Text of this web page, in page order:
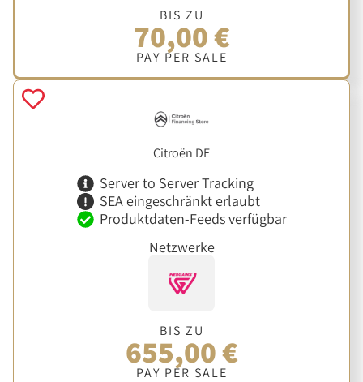
BIS ZU
70,00 €
PAY PER SALE
Citroën DE
Server to Server Tracking
SEA eingeschränkt erlaubt
Produktdaten-Feeds verfügbar
Netzwerke
BIS ZU
655,00 €
PAY PER SALE